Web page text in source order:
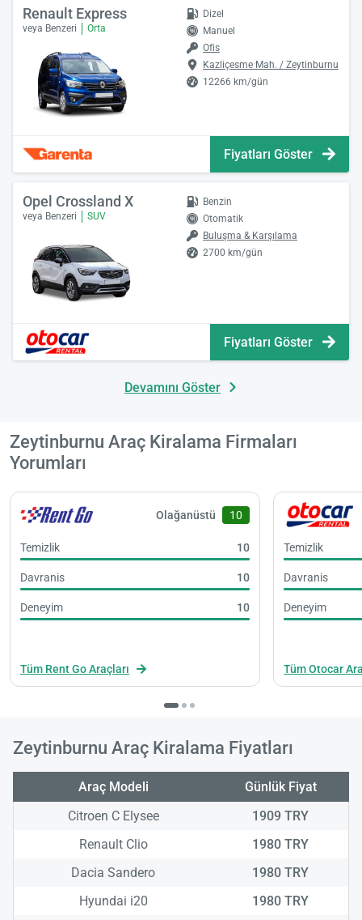
Renault Express
veya Benzeri Orta
Dizel
Manuel
Ofis
Kazliçesme Mah. / Zeytinburnu
12266 km/gün
Fiyatları Göster
Opel Crossland X
veya Benzeri SUV
Benzin
Otomatik
Buluşma & Karşılama
2700 km/gün
Fiyatları Göster
Devamını Göster
Zeytinburnu Araç Kiralama Firmaları
Yorumları
Olağanüstü 10
Temizlik 10
Davranis 10
Deneyim 10
Tüm Rent Go Araçları
Temizlik
Davranis
Deneyim
Tüm Otocar
Zeytinburnu Araç Kiralama Fiyatları
Araç Modeli
Günlük Fiyat
Citroen C Elysee
1909 TRY
Renault Clio
1980 TRY
Dacia Sandero
1980 TRY
Hyundai i20
1980 TRY